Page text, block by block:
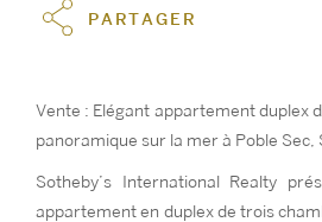
PARTAGER
Vente : Elégant appartement duplex
panoramique sur la mer à Poble Sec,
Sotheby’s International Realty
appartement en duplex de trois